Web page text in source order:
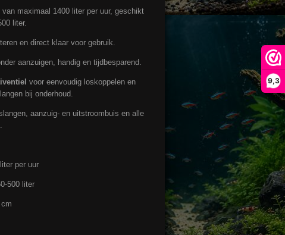
9,3
van maximaal 1400 liter per uur, geschikt
liter.
en direct klaar voor gebruik.
aanzuigen, handig en tijdbesparend.
voor eenvoudig loskoppelen en
bij onderhoud.
aanzuig- en uitstroombuis en alle
per uur
500 liter